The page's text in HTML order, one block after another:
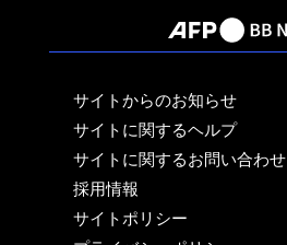
サイトからのお知らせ
サイトに関するヘルプ
サイトに関するお問い合わせ
採用情報
サイトポリシー